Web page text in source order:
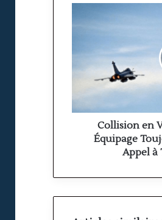
Collision
en
Un
Rafale
Son
Équipage
Toujours
Portés
Disparus,
à
Lancé
Collision en
Équipage
Appel à